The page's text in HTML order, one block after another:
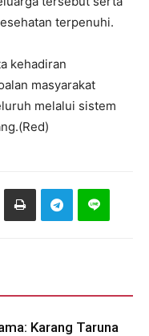
terpenuhi.
kehadiran
masyarakat
melalui sistem
Karang Taruna